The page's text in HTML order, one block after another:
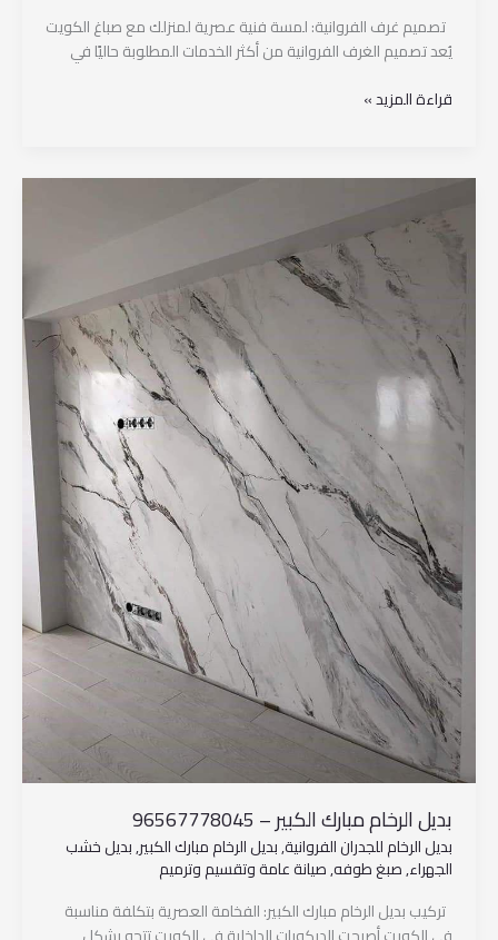
تصميم غرف الفروانية: لمسة فنية عصرية لمنزلك مع صباغ الكويت
يُعد تصميم الغرف الفروانية من أكثر الخدمات المطلوبة حاليًا في
قراءة المزيد »
بديل الرخام مبارك الكبير – 96567778045
بديل الرخام للجدران الفروانية,بديل الرخام مبارك الكبير,بديل خشب
الجهراء,صبغ طوفه,صيانة عامة وتقسيم وترميم
تركيب بديل الرخام مبارك الكبير: الفخامة العصرية بتكلفة مناسبة
الرخام
مبارك
الكبير
96567778045